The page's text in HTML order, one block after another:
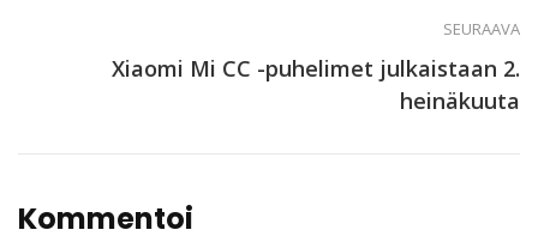
SEURAAVA
Xiaomi Mi CC -puhelimet julkaistaan 2.
heinäkuuta
Kommentoi